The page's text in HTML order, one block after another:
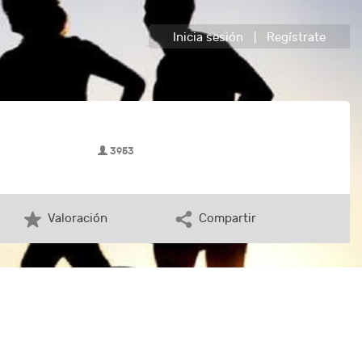
Inicia sesión Regístrate
3953
Valoración Compartir